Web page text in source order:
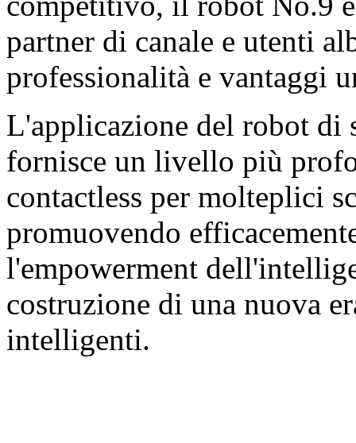
partner di canale e utenti
professionalità e vantaggi
L'applicazione del robot di
fornisce un livello più
contactless per molteplici
promuovendo
l'empowerment
costruzione di una nuova
intelligenti.